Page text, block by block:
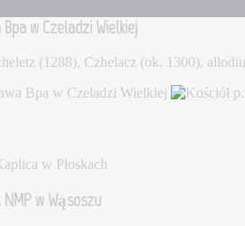
Bpa w Czeladzi Wielkiej
(1288), Czhelacz (ok. 1300),
NMP w Wąsoszu